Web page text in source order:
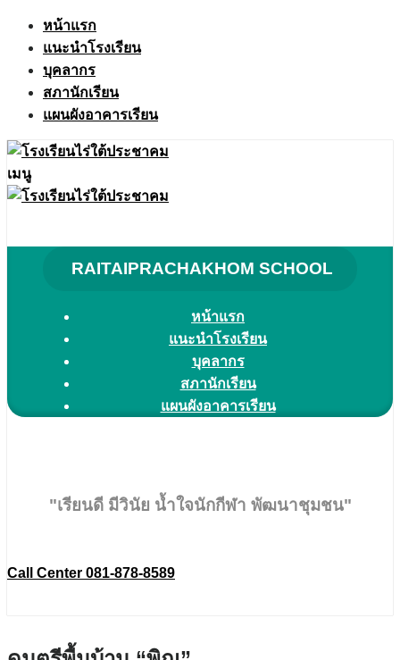
Skip
content
หน้าแรก
แนะนำโรงเรียน
บุคลากร
สภานักเรียน
แผนผังอาคารเรียน
เมนู
RAITAIPRACHAKHOM SCHOOL
หน้าแรก
แนะนำโรงเรียน
บุคลากร
สภานักเรียน
แผนผังอาคารเรียน
"เรียนดี มีวินัย น้ำใจนักกีฬา พัฒนาชุมชน"
Call Center 081-878-8589